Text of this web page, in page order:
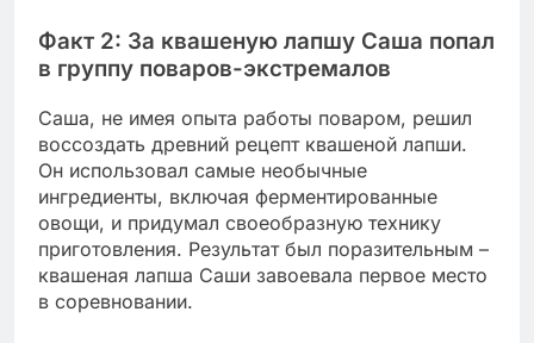
Факт 2: За квашеную лапшу Саша попал
в группу поваров-экстремалов
Саша, не имея опыта работы поваром, решил
воссоздать древний рецепт квашеной лапши.
Он использовал самые необычные
ингредиенты, включая ферментированные
овощи, и придумал своеобразную технику
приготовления. Результат был поразительным –
квашеная лапша Саши завоевала первое место
в соревновании.